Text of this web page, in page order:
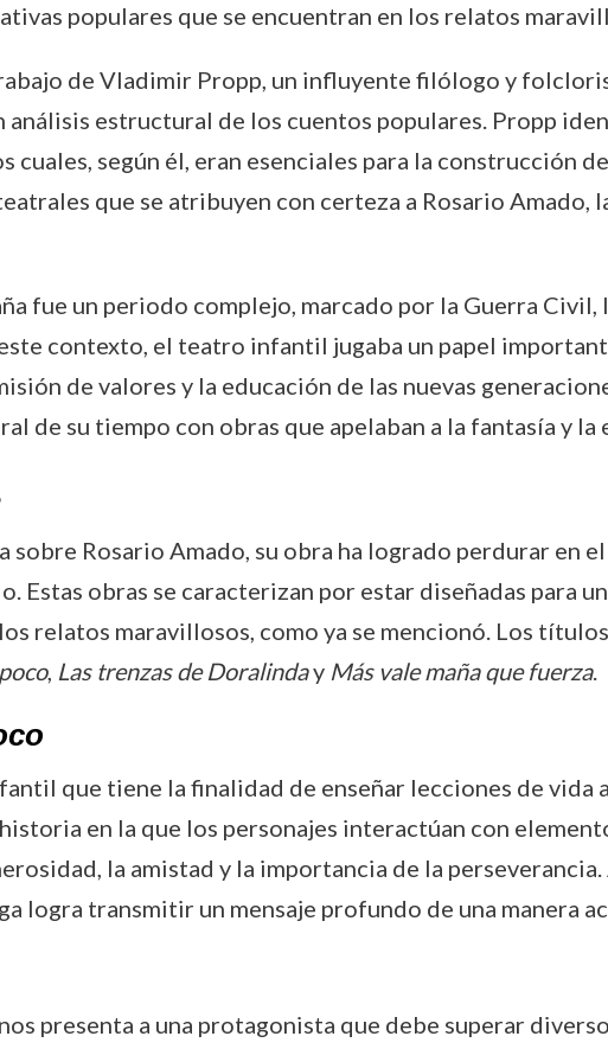
populares que se encuentran en los relatos
de Vladimir Propp, un influyente filólogo y
estructural de los cuentos populares. Propp
cuales, según él, eran esenciales para la construcción
que se atribuyen con certeza a Rosario Amado,
fue un periodo complejo, marcado por la Guerra
contexto, el teatro infantil jugaba un papel
de valores y la educación de las nuevas
de su tiempo con obras que apelaban a la fantasía y la
Rosario Amado, su obra ha logrado perdurar en
Estas obras se caracterizan por estar diseñadas para
relatos maravillosos, como ya se mencionó. Los
, Las trenzas de Doralinday Más vale maña que fuerza.
que tiene la finalidad de enseñar lecciones de vida
en la que los personajes interactúan con
la amistad y la importancia de la
logra transmitir un mensaje profundo de una manera
presenta a una protagonista que debe superar